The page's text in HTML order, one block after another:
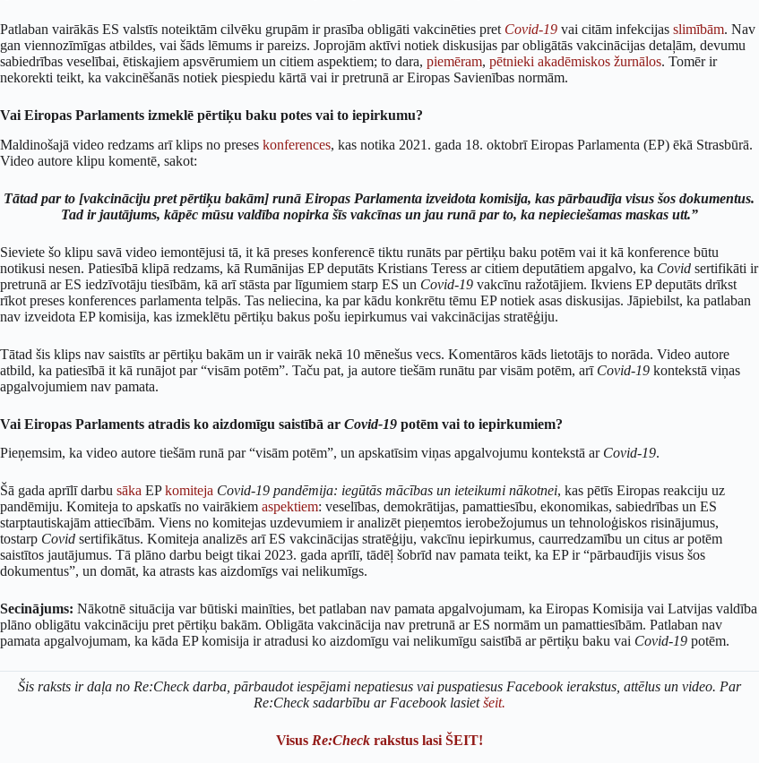
Patlaban vairākās ES valstīs noteiktām cilvēku grupām ir prasība obligāti vakcinēties pret Covid-19 vai citām infekcijas slimībām. Nav
gan viennozīmīgas atbildes, vai šāds lēmums ir pareizs. Joprojām aktīvi notiek diskusijas par obligātās vakcinācijas detaļām, devumu
sabiedrības veselībai, ētiskajiem apsvērumiem un citiem aspektiem; to dara, piemēram, pētnieki akadēmiskos žurnālos. Tomēr ir
nekorekti teikt, ka vakcinēšanās notiek piespiedu kārtā vai ir pretrunā ar Eiropas Savienības normām.
Vai Eiropas Parlaments izmeklē pērtiķu baku potes vai to iepirkumu?
Maldinošajā video redzams arī klips no preses konferences, kas notika 2021. gada 18. oktobrī Eiropas Parlamenta (EP) ēkā Strasbūrā.
Video autore klipu komentē, sakot:
Tātad par to [vakcināciju pret pērtiķu bakām] runā Eiropas Parlamenta izveidota komisija, kas pārbaudīja visus šos dokumentus.
Tad ir jautājums, kāpēc mūsu valdība nopirka šīs vakcīnas un jau runā par to, ka nepieciešamas maskas utt.”
Sieviete šo klipu savā video iemontējusi tā, it kā preses konferencē tiktu runāts par pērtiķu baku potēm vai it kā konference būtu
notikusi nesen. Patiesībā klipā redzams, kā Rumānijas EP deputāts Kristians Teress ar citiem deputātiem apgalvo, ka Covid sertifikāti ir
pretrunā ar ES iedzīvotāju tiesībām, kā arī stāsta par līgumiem starp ES un Covid-19 vakcīnu ražotājiem. Ikviens EP deputāts drīkst
rīkot preses konferences parlamenta telpās. Tas neliecina, ka par kādu konkrētu tēmu EP notiek asas diskusijas. Jāpiebilst, ka patlaban
nav izveidota EP komisija, kas izmeklētu pērtiķu bakus pošu iepirkumus vai vakcinācijas stratēģiju.
Tātad šis klips nav saistīts ar pērtiķu bakām un ir vairāk nekā 10 mēnešus vecs. Komentāros kāds lietotājs to norāda. Video autore
atbild, ka patiesībā it kā runājot par “visām potēm”. Taču pat, ja autore tiešām runātu par visām potēm, arī Covid-19 kontekstā viņas
apgalvojumiem nav pamata.
Vai Eiropas Parlaments atradis ko aizdomīgu saistībā ar Covid-19 potēm vai to iepirkumiem?
Pieņemsim, ka video autore tiešām runā par “visām potēm”, un apskatīsim viņas apgalvojumu kontekstā ar Covid-19.
Šā gada aprīlī darbu sāka EPkomiteja Covid-19 pandēmija: iegūtās mācības un ieteikumi nākotnei, kas pētīs Eiropas reakciju uz
pandēmiju. Komiteja to apskatīs no vairākiem aspektiem: veselības, demokrātijas, pamattiesību, ekonomikas, sabiedrības un ES
starptautiskajām attiecībām. Viens no komitejas uzdevumiem ir analizēt pieņemtos ierobežojumus un tehnoloģiskos risinājumus,
tostarp Covid sertifikātus. Komiteja analizēs arī ES vakcinācijas stratēģiju, vakcīnu iepirkumus, caurredzamību un citus ar potēm
saistītos jautājumus. Tā plāno darbu beigt tikai 2023. gada aprīlī, tādēļ šobrīd nav pamata teikt, ka EP ir “pārbaudījis visus šos
dokumentus”, un domāt, ka atrasts kas aizdomīgs vai nelikumīgs.
Secinājums: Nākotnē situācija var būtiski mainīties, bet patlaban nav pamata apgalvojumam, ka Eiropas Komisija vai Latvijas valdība
plāno obligātu vakcināciju pret pērtiķu bakām. Obligāta vakcinācija nav pretrunā ar ES normām un pamattiesībām. Patlaban nav
pamata apgalvojumam, ka kāda EP komisija ir atradusi ko aizdomīgu vai nelikumīgu saistībā ar pērtiķu baku vai Covid-19 potēm.
Šis raksts ir daļa no Re:Check darba, pārbaudot iespējami nepatiesus vai puspatiesus Facebook ierakstus, attēlus un video. Par
Re:Check sadarbību ar Facebook lasietšeit.
Visus Re:Checkrakstus lasi ŠEIT!